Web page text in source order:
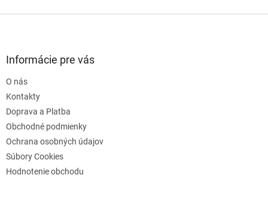
Informácie pre vás
O nás
Kontakty
Doprava a Platba
Obchodné podmienky
Ochrana osobných údajov
Súbory Cookies
Hodnotenie obchodu